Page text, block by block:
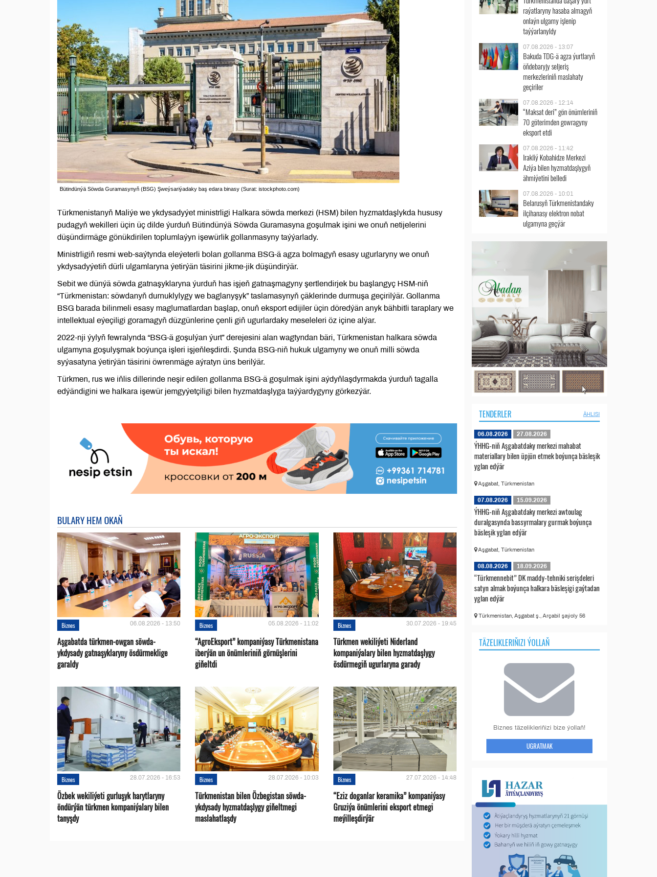
Bütindünýä Söwda Guramasynyň (BSG) Şweýsariýadaky baş edara binasy (Surat: istockphoto.com)
Türkmenistanyň Maliýe we ykdysadyýet ministrligi Halkara söwda merkezi (HSM) bilen hyzmatdaşlykda hususy
pudagyň wekilleri üçin üç dilde ýurduň Bütindünýä Söwda Guramasyna goşulmak işini we onuň netijelerini
düşündirmäge gönükdirilen toplumlaýyn işewürlik gollanmasyny taýýarlady.
Ministrligiň resmi web-saýtynda eleýeterli bolan gollanma BSG-ä agza bolmagyň esasy ugurlaryny we onuň
ykdysadyýetiň dürli ulgamlaryna ýetirýän täsirini jikme-jik düşündirýär.
Sebit we dünýä söwda gatnaşyklaryna ýurduň has işjeň gatnaşmagyny şertlendirjek bu başlangyç HSM-niň
“Türkmenistan: söwdanyň durnuklylygy we baglanyşyk” taslamasynyň çäklerinde durmuşa geçirilýär. Gollanma
BSG barada bilinmeli esasy maglumatlardan başlap, onuň eksport edijiler üçin döredýän anyk bähbitli taraplary we
intellektual eýeçiligi goramagyň düzgünlerine çenli giň ugurlardaky meseleleri öz içine alýar.
2022-nji ýylyň fewralynda “BSG-ä goşulýan ýurt” derejesini alan wagtyndan bäri, Türkmenistan halkara söwda
ulgamyna goşulyşmak boýunça işleri işjeňleşdirdi. Şunda BSG-niň hukuk ulgamyny we onuň milli söwda
syýasatyna ýetirýän täsirini öwrenmäge aýratyn üns berilýär.
Türkmen, rus we iňlis dillerinde neşir edilen gollanma BSG-ä goşulmak işini aýdyňlaşdyrmakda ýurduň tagalla
edýändigini we halkara işewür jemgyýetçiligi bilen hyzmatdaşlyga taýýardygyny görkezýär.
BULARY HEM OKAŇ
Biznes 06.08.2026 - 13:50
Aşgabatda türkmen-owgan söwda-
ykdysady gatnaşyklaryny ösdürmeklige
garaldy
Biznes 05.08.2026 - 11:02
“AgroEksport” kompaniýasy Türkmenistana
iberýän un önümleriniň görnüşlerini
giňeltdi
Biznes 30.07.2026 - 19:45
Türkmen wekiliýeti Niderland
kompaniýalary bilen hyzmatdaşlygy
ösdürmegiň ugurlaryna garady
Biznes 28.07.2026 - 16:53
Özbek wekiliýeti gurluşyk harytlaryny
öndürýän türkmen kompaniýalary bilen
tanyşdy
Biznes 28.07.2026 - 10:03
Türkmenistan bilen Özbegistan söwda-
ykdysady hyzmatdaşlygy giňeltmegi
maslahatlaşdy
Biznes 27.07.2026 - 14:48
“Eziz doganlar keramika” kompaniýasy
Gruziýa önümlerini eksport etmegi
meýilleşdirýär
raýatlaryny hasaba almagyň
onlaýn ulgamy işlenip
taýýarlanyldy
07.08.2026 - 13:07
Bakuda TDG-ä agza ýurtlaryň
öňdebaryjy seljeriş
merkezleriniň maslahaty
geçiriler
07.08.2026 - 12:14
“Maksat deri” gön önümleriniň
70 göterimden gowragyny
eksport etdi
07.08.2026 - 11:42
Irakliý Kobahidze Merkezi
Aziýa bilen hyzmatdaşlygyň
ähmiýetini belledi
07.08.2026 - 10:01
Belarusyň Türkmenistandaky
ilçihanasy elektron nobat
ulgamyna geçýär
TENDERLER ÄHLISI
06.08.2026 27.08.2026
ÝHHG-niň Aşgabatdaky merkezi mahabat
materiallary bilen üpjün etmek boýunça bäsleşik
yglan edýär
Aşgabat, Türkmenistan
07.08.2026 15.09.2026
ÝHHG-niň Aşgabatdaky merkezi awtoulag
duralgasynda bassyrmalary gurmak boýunça
bäsleşik yglan edýär
Aşgabat, Türkmenistan
08.08.2026 18.09.2026
“Türkmennebit” DK maddy-tehniki serişdeleri
satyn almak boýunça halkara bäsleşigi gaýtadan
yglan edýär
Türkmenistan, Aşgabat ş., Arçabil şaýoly 56
TÄZELIKLERIŇIZI ÝOLLAŇ
Biznes täzelikleriňizi bize ýollaň!
UGRATMAK